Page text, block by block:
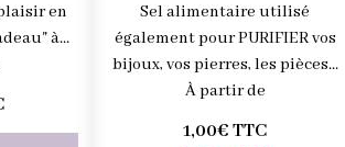
en
à...
Sel alimentaire utilisé
également pour PURIFIER vos
bijoux, vos pierres, les pièces...
À partir de
1,00€TTC